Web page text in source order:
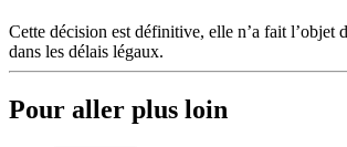
Cette décision est définitive, elle n’a fait l’objet
dans les délais légaux.
Pour aller plus loin